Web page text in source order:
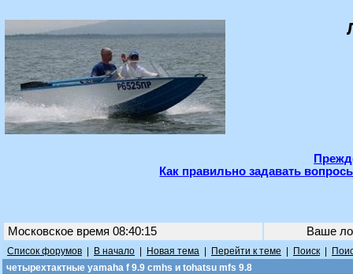
Как правильно задавать
Московское время 08:40:15 Ваше
Список форумов В начало Новая тема Перейти к теме Поиск
четырехтактные yamaha f 9.9 cmhs и tohatsu mfs 9.8